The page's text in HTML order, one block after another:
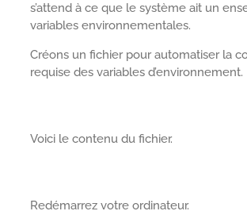
s’attend à ce que le système ait un
variables environnementales.
Créons un fichier pour automatiser la
requise des variables d’environnement.
Voici le contenu du fichier.
Redémarrez votre ordinateur.